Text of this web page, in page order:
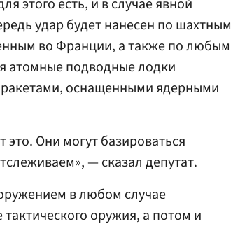
этого есть, и в случае явной
удар будет нанесен по шахтным
во Франции, а также по любым
атомные подводные лодки
оснащенными ядерными
Они могут базироваться
— сказал депутат.
в любом случае
оружия, а потом и